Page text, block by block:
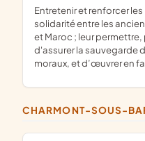
entretenir et renforcer les liens de camaraderie et de
solidarité entre les
et Maroc ; leur
d'assurer la sauvegarde
moraux, et d’œuvrer en
CHARMONT-SOUS-